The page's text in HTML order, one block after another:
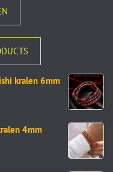
kralen 6mm
4mm